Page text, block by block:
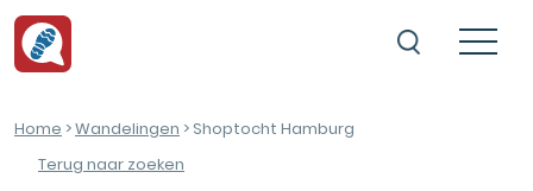
Home >Wandelingen > Shoptocht Hamburg
Terug naar zoeken